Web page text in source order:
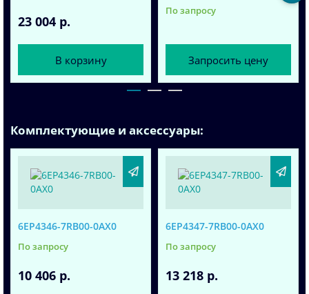
23 004 р.
В корзину
По запросу
Запросить цену
Комплектующие и аксессуары:
6EP4346-7RB00-0AX0
По запросу
10 406 р.
6EP4347-7RB00-0AX0
По запросу
13 218 р.